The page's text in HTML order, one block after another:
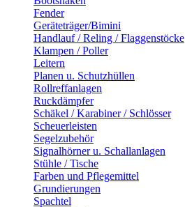
Fender
Geräteträger/Bimini
Handlauf / Reling / Flaggenstöcke
Klampen / Poller
Leitern
Planen u. Schutzhüllen
Rollreffanlagen
Ruckdämpfer
Schäkel / Karabiner / Schlösser
Scheuerleisten
Segelzubehör
Signalhörner u. Schallanlagen
Stühle / Tische
Farben und Pflegemittel
Grundierungen
Spachtel